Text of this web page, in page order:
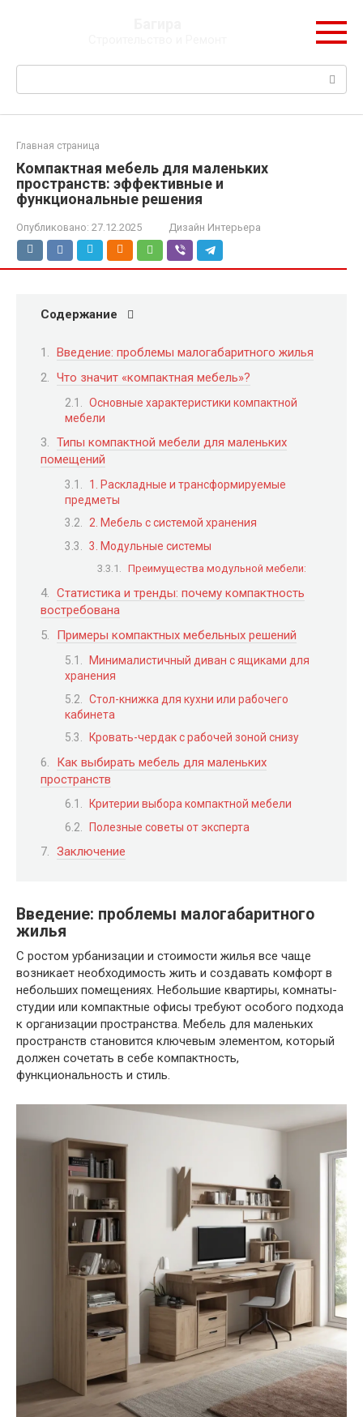
Поиск:
Главная страница
Компактная мебель для маленьких
пространств: эффективные и
функциональные решения
Опубликовано: 27.12.2025 Дизайн Интерьера
Содержание
Введение: проблемы малогабаритного жилья
Что значит «компактная мебель»?
Основные характеристики компактной
мебели
Типы компактной мебели для маленьких
помещений
1. Раскладные и трансформируемые
предметы
2. Мебель с системой хранения
3. Модульные системы
Преимущества модульной мебели:
Статистика и тренды: почему компактность
востребована
Примеры компактных мебельных решений
Минималистичный диван с ящиками для
хранения
Стол-книжка для кухни или рабочего
кабинета
Кровать-чердак с рабочей зоной снизу
Как выбирать мебель для маленьких
пространств
Критерии выбора компактной мебели
Полезные советы от эксперта
Заключение
Введение: проблемы малогабаритного
жилья
С ростом урбанизации и стоимости жилья все чаще
возникает необходимость жить и создавать комфорт в
небольших помещениях. Небольшие квартиры, комнаты-
студии или компактные офисы требуют особого подхода
к организации пространства. Мебель для маленьких
пространств становится ключевым элементом, который
должен сочетать в себе компактность,
функциональность и стиль.